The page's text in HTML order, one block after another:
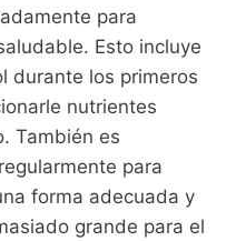
para
Esto incluye
durante los primeros
nutrientes
También es
para
forma adecuada y
grande para el